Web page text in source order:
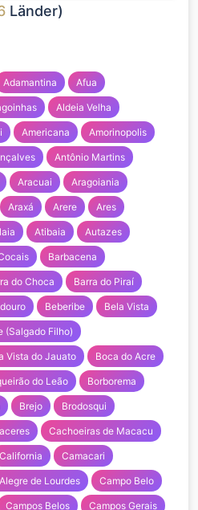
Länder)
Adamantina Afua
Aldeia Velha
Americana Amorinopolis
Antônio Martins
Aracuai Aragoiania
Araxá Arere Ares
Atibaia Autazes
Barbacena
do Choca Barra do Piraí
Beberibe Bela Vista
(Salgado Filho)
Vista do Jauato Boca do Acre
do Leão Borborema
Brejo Brodosqui
Cachoeiras de Macacu
California Camacari
de Lourdes Campo Belo
Campos Belos Campos Gerais